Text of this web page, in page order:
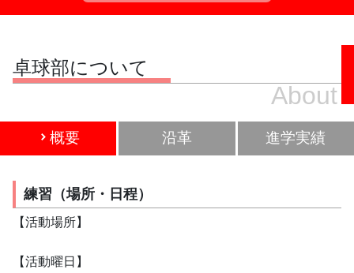
卓球部について
About
概要 沿革 進学実績
練習（場所・日程）
【活動場所】
【活動曜日】